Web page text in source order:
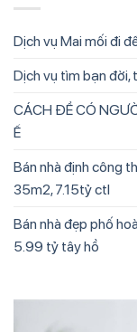
Dịch vụ Mai mối đi
Dịch vụ tìm bạn đời,
CÁCH ĐỂ CÓ
Ế
Bán nhà định công
35m2, 7.15tỷ ctl
Bán nhà đẹp phố
5.99 tỷ tây hồ